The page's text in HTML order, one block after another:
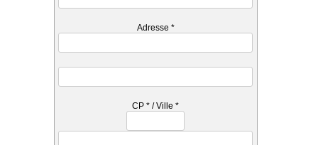
Adresse *
CP * / Ville *